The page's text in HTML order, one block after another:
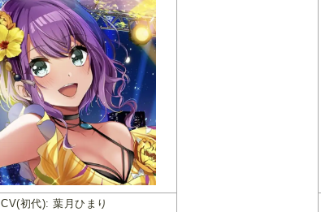
CV(初代): 葉月ひまり